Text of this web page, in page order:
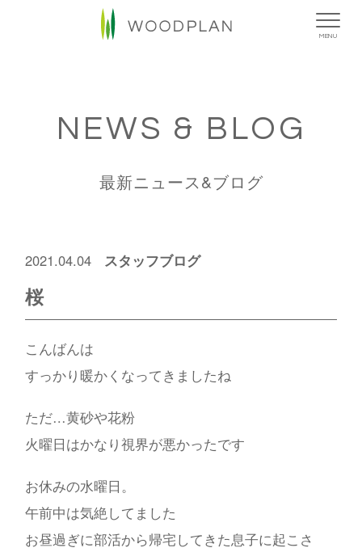
NEWS & BLOG
最新ニュース&ブログ
2021.04.04 スタッフブログ
桜
こんばんは
すっかり暖かくなってきましたね
ただ…黄砂や花粉
火曜日はかなり視界が悪かったです
お休みの水曜日。
午前中は気絶してました
お昼過ぎに部活から帰宅してきた息子に起こさ
MENU